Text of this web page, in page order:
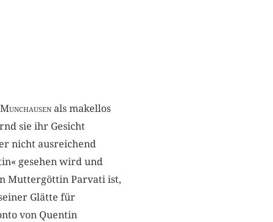
als makellos
sie ihr Gesicht
nicht ausreichend
gesehen wird und
Muttergöttin Parvati ist,
Glätte für
von Quentin